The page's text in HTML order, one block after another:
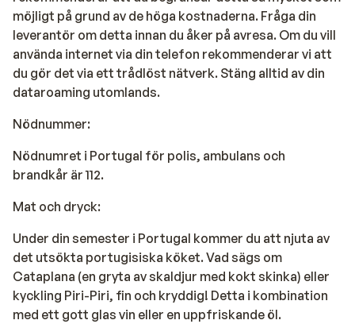
möjligt på grund av de höga kostnaderna. Fråga din
leverantör om detta innan du åker på avresa. Om du vill
använda internet via din telefon rekommenderar vi att
du gör det via ett trådlöst nätverk. Stäng alltid av din
dataroaming utomlands.
Nödnummer:
Nödnumret i Portugal för polis, ambulans och
brandkår är 112.
Mat och dryck:
Under din semester i Portugal kommer du att njuta av
det utsökta portugisiska köket. Vad sägs om
Cataplana (en gryta av skaldjur med kokt skinka) eller
kyckling Piri-Piri, fin och kryddig! Detta i kombination
med ett gott glas vin eller en uppfriskande öl.